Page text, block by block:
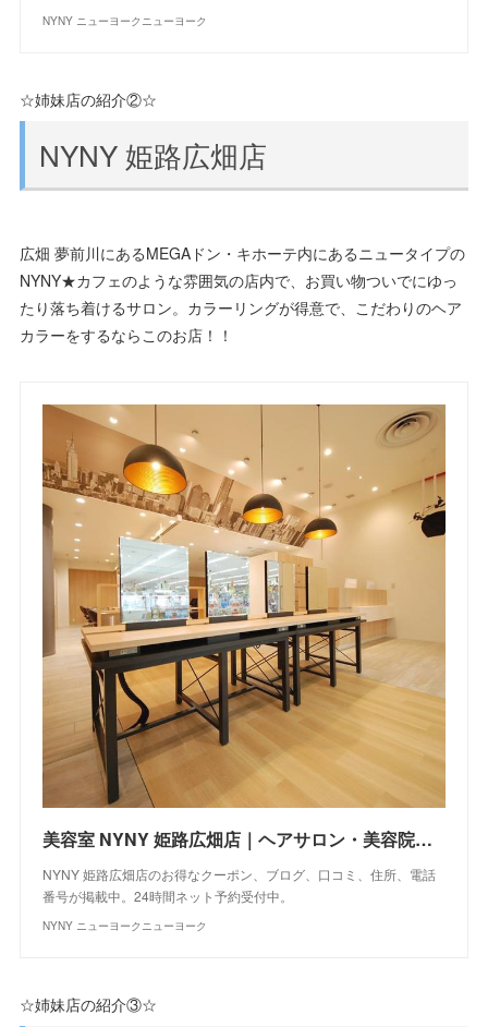
NYNY ニューヨークニューヨーク
☆姉妹店の紹介②☆
NYNY 姫路広畑店
広畑 夢前川にあるMEGAドン・キホーテ内にあるニュータイプの
NYNY★カフェのような雰囲気の店内で、お買い物ついでにゆっ
たり落ち着けるサロン。カラーリングが得意で、こだわりのヘア
カラーをするならこのお店！！
美容室 NYNY 姫路広畑店｜ヘアサロン・美容院｜ニューヨークニューヨーク
NYNY 姫路広畑店のお得なクーポン、ブログ、口コミ、住所、電話
番号が掲載中。24時間ネット予約受付中。
NYNY ニューヨークニューヨーク
☆姉妹店の紹介③☆